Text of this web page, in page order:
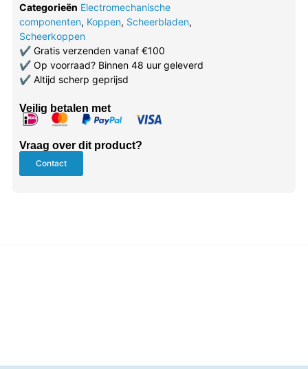
Categorieën Electromechanische
componenten, Koppen, Scheerbladen,
Scheerkoppen
✔Gratis verzenden vanaf €100
✔Op voorraad? Binnen 48 uur geleverd
✔Altijd scherp geprijsd
Veilig betalen met
Vraag over dit product?
Contact